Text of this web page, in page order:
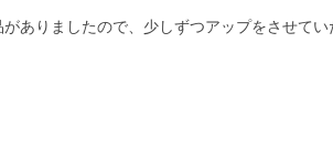
ありましたので、少しずつアップをさせてい